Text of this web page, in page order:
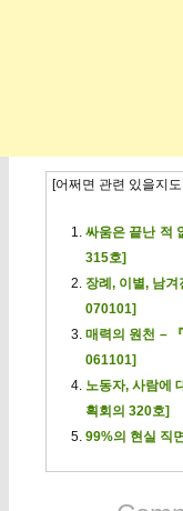
[어쩌면 관련 있을지
싸움은 끝난 적
315호]
장례, 이별, 남
070101]
매력의 원천 –
061101]
노동자, 사람에
획회의 320호]
99%의 현실 직